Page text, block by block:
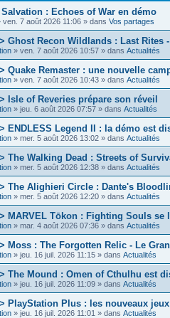
: Echoes of War en démo
ven. 7 août 2026 11:06 » dans Vos partages
Ghost Recon Wildlands : Last
» ven. 7 août 2026 10:57 » dans Actualités
Quake Remaster : une nouvelle
» ven. 7 août 2026 10:43 » dans Actualités
Isle of Reveries prépare son réveil
» jeu. 6 août 2026 07:57 » dans Actualités
ENDLESS Legend II : la démo est
» mer. 5 août 2026 13:02 » dans Actualités
The Walking Dead : Streets of
» mer. 5 août 2026 12:38 » dans Actualités
The Alighieri Circle : Dante's
» mer. 5 août 2026 12:20 » dans Actualités
MARVEL Tōkon : Fighting Souls se
» mar. 4 août 2026 07:36 » dans Actualités
Moss : The Forgotten Relic - Le
» jeu. 16 juil. 2026 11:15 » dans Actualités
The Mound : Omen of Cthulhu est
» jeu. 16 juil. 2026 11:09 » dans Actualités
PlayStation Plus : les nouveaux
» jeu. 16 juil. 2026 11:01 » dans Actualités